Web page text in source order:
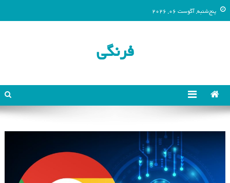
پنج‌شنبه, آگوست 06, 2026
فرنگی